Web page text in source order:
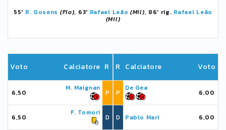
55' R. Gosens (Fio), 63' Rafael Leão (Mil), 86' rig. Rafael Leão
(Mil)
Voto Calciatore R
6,50
M. Maignan
P
6,50
F. Tomori
D
R Calciatore Voto
P
De Gea
6,00
D Pablo Marí 6,00